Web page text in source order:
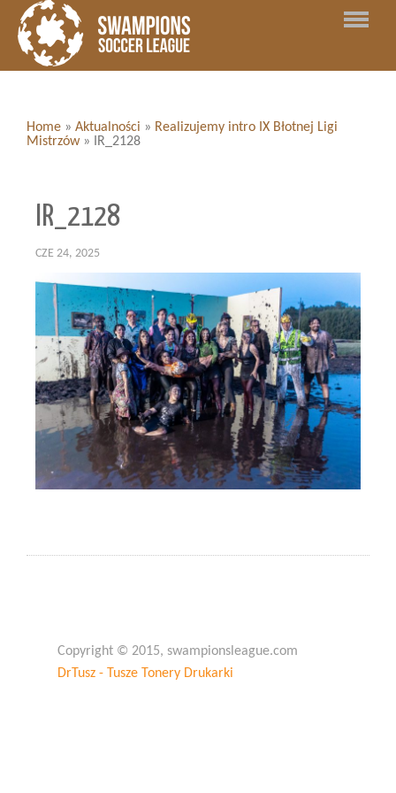
Home » Aktualności » Realizujemy intro IX Błotnej Ligi
Mistrzów » IR_2128
IR_2128
CZE 24, 2025
Copyright © 2015, swampionsleague.com
DrTusz - Tusze Tonery Drukarki